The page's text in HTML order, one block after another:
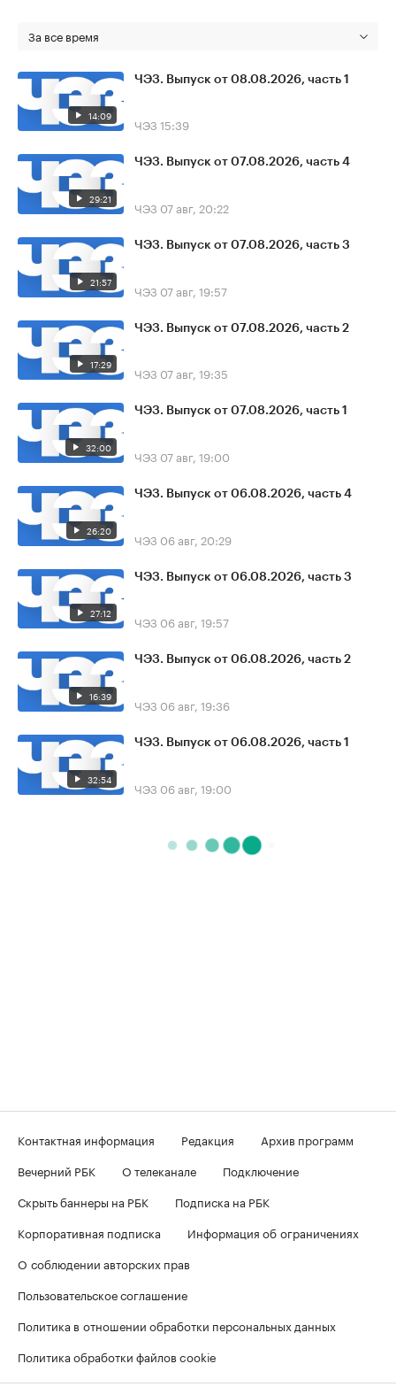
За все время
14:09
ЧЭЗ. Выпуск от 08.08.2026, часть 1
ЧЭЗ 15:39
29:21
ЧЭЗ. Выпуск от 07.08.2026, часть 4
ЧЭЗ 07 авг, 20:22
21:57
ЧЭЗ. Выпуск от 07.08.2026, часть 3
ЧЭЗ 07 авг, 19:57
17:29
ЧЭЗ. Выпуск от 07.08.2026, часть 2
ЧЭЗ 07 авг, 19:35
32:00
ЧЭЗ. Выпуск от 07.08.2026, часть 1
ЧЭЗ 07 авг, 19:00
26:20
ЧЭЗ. Выпуск от 06.08.2026, часть 4
ЧЭЗ 06 авг, 20:29
27:12
ЧЭЗ. Выпуск от 06.08.2026, часть 3
ЧЭЗ 06 авг, 19:57
16:39
ЧЭЗ. Выпуск от 06.08.2026, часть 2
ЧЭЗ 06 авг, 19:36
32:54
ЧЭЗ. Выпуск от 06.08.2026, часть 1
ЧЭЗ 06 авг, 19:00
Контактная информация Редакция
Архив программ
Вечерний РБК
О телеканале
Подключение
Скрыть баннеры на РБК
Подписка на РБК
Корпоративная подписка
Информация об ограничениях
О соблюдении авторских прав
Пользовательское соглашение
Политика в отношении обработки персональных данных
Политика обработки файлов cookie